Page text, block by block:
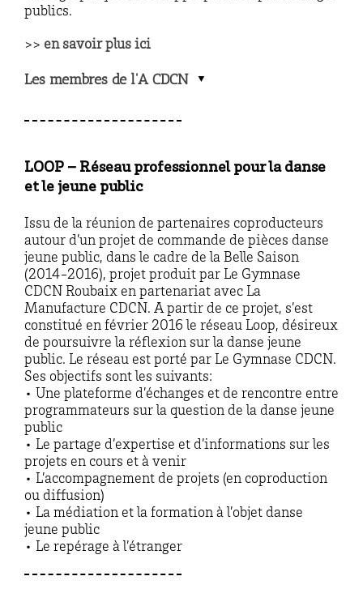
publics.
>> en savoir plus ici
Les membres de l'A CDCN
LOOP – Réseau professionnel pour la danse
et le jeune public
Issu de la réunion de partenaires coproducteurs
autour d’un projet de commande de pièces danse
jeune public, dans le cadre de la Belle Saison
(2014-2016), projet produit par Le Gymnase
CDCN Roubaix en partenariat avec La
Manufacture CDCN. A partir de ce projet, s’est
constitué en février 2016 le réseau Loop, désireux
de poursuivre la réflexion sur la danse jeune
public. Le réseau est porté par Le Gymnase CDCN.
Ses objectifs sont les suivants:
• Une plateforme d’échanges et de rencontre entre
programmateurs sur la question de la danse jeune
public
• Le partage d’expertise et d’informations sur les
projets en cours et à venir
• L’accompagnement de projets (en coproduction
ou diffusion)
• La médiation et la formation à l’objet danse
jeune public
• Le repérage à l’étranger